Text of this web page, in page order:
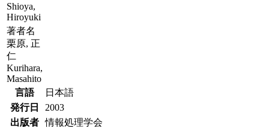
Shioya,
Hiroyuki
著者名
栗原, 正
仁
Kurihara,
Masahito
言語
日本語
発行日
2003
出版者 情報処理学会